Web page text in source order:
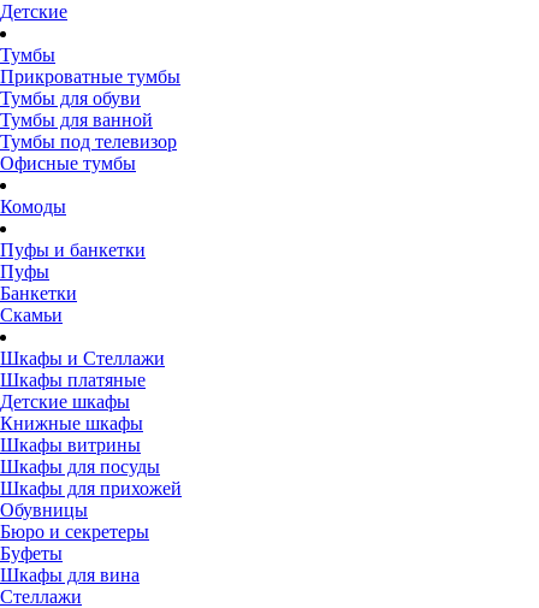
Детские
Тумбы
Прикроватные тумбы
Тумбы для обуви
Тумбы для ванной
Тумбы под телевизор
Офисные тумбы
Комоды
Пуфы и банкетки
Пуфы
Банкетки
Скамьи
Шкафы и Стеллажи
Шкафы платяные
Детские шкафы
Книжные шкафы
Шкафы витрины
Шкафы для посуды
Шкафы для прихожей
Обувницы
Бюро и секретеры
Буфеты
Шкафы для вина
Стеллажи